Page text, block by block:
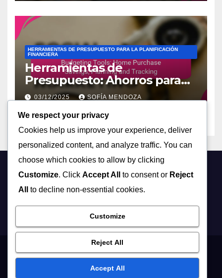
HERRAMIENTAS DE PRESUPUESTO PARA LA PLANIFICACIÓN
FINANCIERA
Herramientas de
Presupuesto: Ahorros para
Compra de Vivienda,
Planificación y Seguimiento
03/12/2025 SOFÍA MENDOZA
fatimamartinezlopez.co
m
Nuestra HistoriaTérminos y CondicionesPolítica de privacidad
We respect your privacy
Cookies help us improve your experience, deliver
personalized content, and analyze traffic. You can
choose which cookies to allow by clicking
Customize. Click Accept All to consent or Reject
All
to decline non-essential cookies.
Customize
Reject All
Accept All